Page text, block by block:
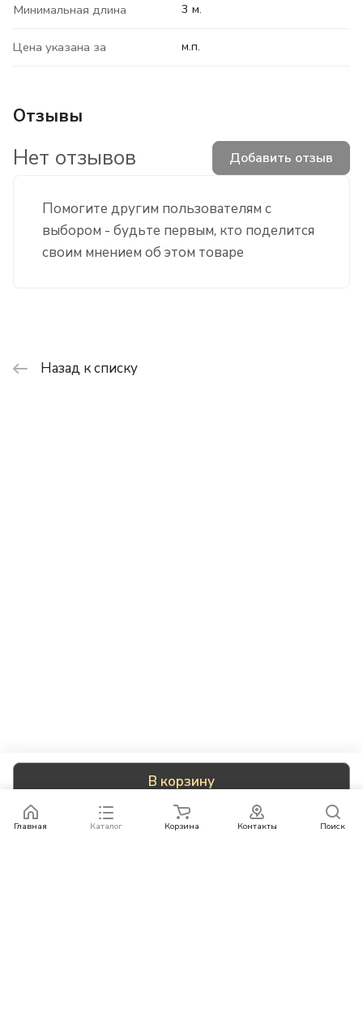
В корзину
Минимальная длина 3 м.
Цена указана за м.п.
Отзывы
Помогите другим пользователям с
выбором - будьте первым, кто поделится
своим мнением об этом товаре
Нет отзывов Добавить отзыв
Назад к списку
Главная Каталог Корзина Контакты Поиск